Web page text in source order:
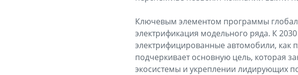
Ключевым элементом программы
электрификация модельного ряда. К
электрифицированные автомобили, как
подчеркивает основную цель, которая
экосистемы и укреплении лидирующих